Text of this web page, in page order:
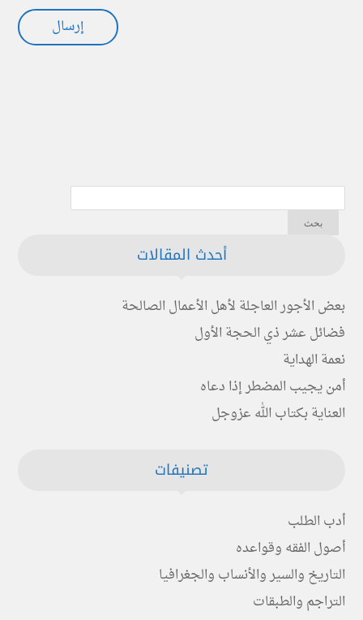
أحدث المقالات
بعض الأجور العاجلة لأهل الأعمال الصالحة
فضائل عشر ذي الحجة الأول
نعمة الهداية
أمن يجيب المضطر إذا دعاه
العناية بكتاب الله عزوجل
تصنيفات
أدب الطلب
أصول الفقه وقواعده
التاريخ والسير والأنساب والجغرافيا
التراجم والطبقات